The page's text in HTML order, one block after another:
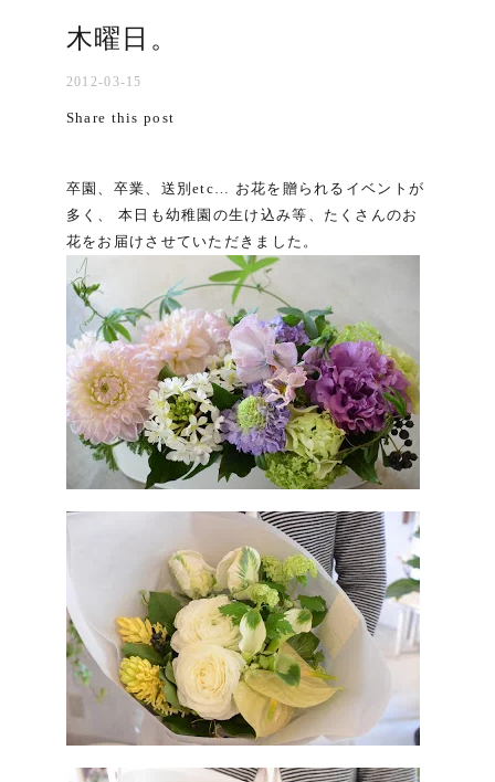
木曜日。
2012-03-15
Share this post
卒園、卒業、送別etc… お花を贈られるイベントが
多く、 本日も幼稚園の生け込み等、たくさんのお
花をお届けさせていただきました。